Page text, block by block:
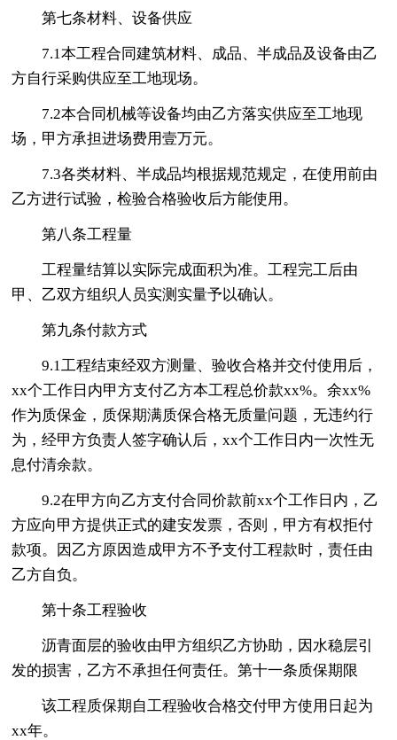
第七条材料、设备供应
7.1本工程合同建筑材料、成品、半成品及设备由乙
方自行采购供应至工地现场。
7.2本合同机械等设备均由乙方落实供应至工地现
场，甲方承担进场费用壹万元。
7.3各类材料、半成品均根据规范规定，在使用前由
乙方进行试验，检验合格验收后方能使用。
第八条工程量
工程量结算以实际完成面积为准。工程完工后由
甲、乙双方组织人员实测实量予以确认。
第九条付款方式
9.1工程结束经双方测量、验收合格并交付使用后，
xx个工作日内甲方支付乙方本工程总价款xx%。余xx%
作为质保金，质保期满质保合格无质量问题，无违约行
为，经甲方负责人签字确认后，xx个工作日内一次性无
息付清余款。
9.2在甲方向乙方支付合同价款前xx个工作日内，乙
方应向甲方提供正式的建安发票，否则，甲方有权拒付
款项。因乙方原因造成甲方不予支付工程款时，责任由
乙方自负。
第十条工程验收
沥青面层的验收由甲方组织乙方协助，因水稳层引
发的损害，乙方不承担任何责任。第十一条质保期限
该工程质保期自工程验收合格交付甲方使用日起为
xx年。